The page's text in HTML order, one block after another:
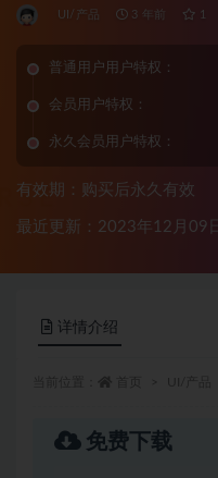
UI/产品 3 年前 1
普通用户用户特权：
会员用户特权：
永久会员用户特权：
有效期：购买后永久有效
最近更新：2023年12月09日
详情介绍
免费下载